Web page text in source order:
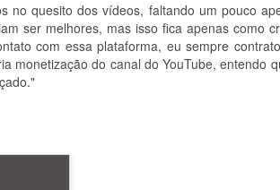
no quesito dos vídeos, faltando um pouco
ser melhores, mas isso fica apenas como
com essa plataforma, eu sempre
monetização do canal do YouTube, entendo